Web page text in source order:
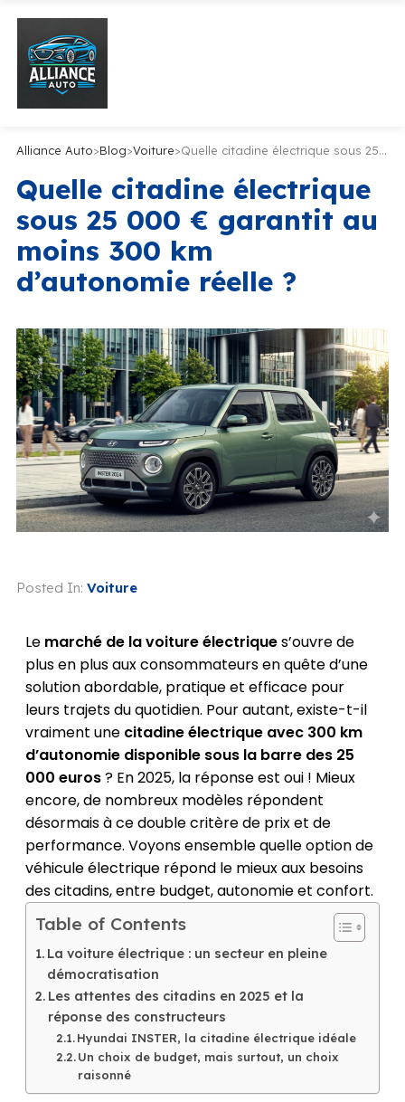
Alliance Auto>Blog>Voiture> Quelle citadine électrique sous 25 000 € garantit au moins 300 km d’autonomie réelle ?
Quelle citadine électrique
sous 25 000 € garantit au
moins 300 km
d’autonomie réelle ?
Posted In: Voiture
Le marché de la voiture électriques’ouvre de
plus en plus aux consommateurs en quête d’une
solution abordable, pratique et efficace pour
leurs trajets du quotidien. Pour autant, existe-t-il
vraiment une citadine électrique avec 300 km
d’autonomie disponible sous la barre des 25
000 euros? En 2025, la réponse est oui ! Mieux
encore, de nombreux modèles répondent
désormais à ce double critère de prix et de
performance. Voyons ensemble quelle option de
véhicule électrique répond le mieux aux besoins
des citadins, entre budget, autonomie et confort.
Table of Contents
La voiture électrique : un secteur en pleine
démocratisation
Les attentes des citadins en 2025 et la
réponse des constructeurs
Hyundai INSTER, la citadine électrique idéale
Un choix de budget, mais surtout, un choix
raisonné